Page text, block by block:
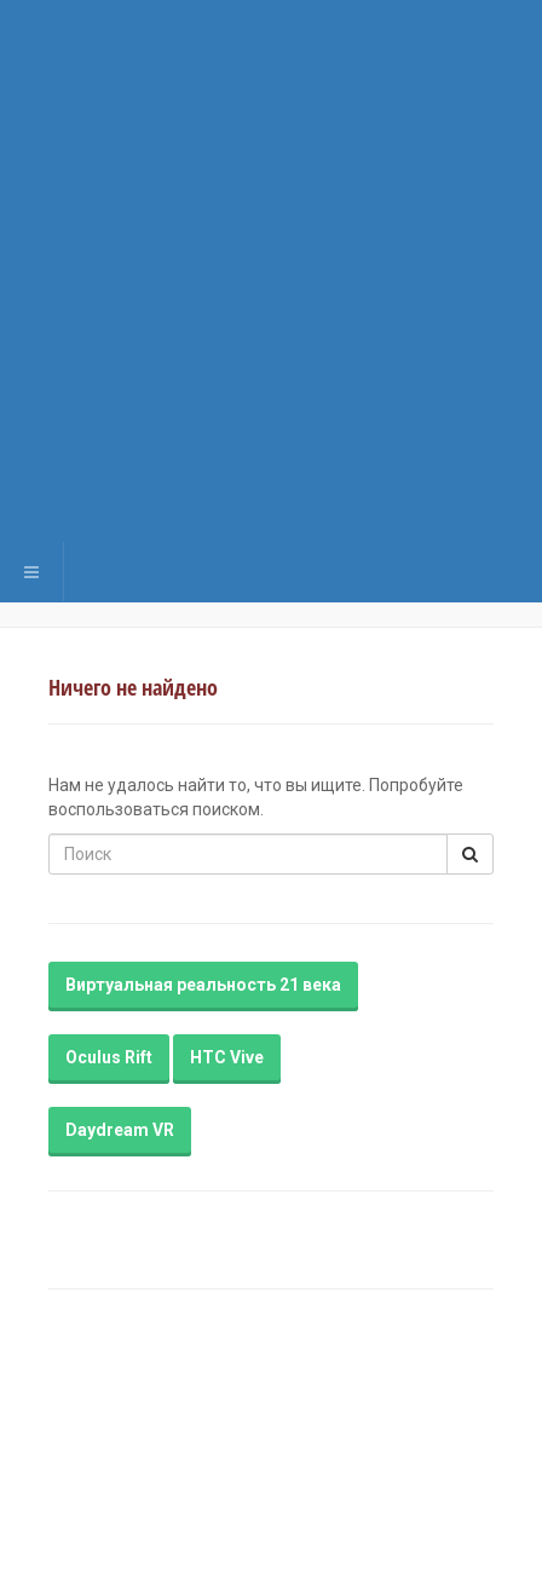
Переключить навигацию
Ничего не найдено
Нам не удалось найти то, что вы ищите. Попробуйте
воспользоваться поиском.
Поиск
Виртуальная реальность 21 века
Oculus Rift HTC Vive
Daydream VR